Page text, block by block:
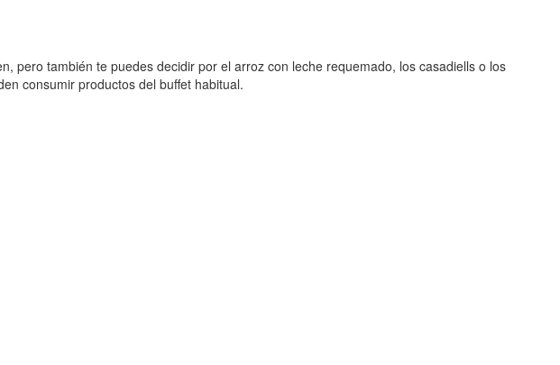
pero también te puedes decidir por el arroz con leche requemado, los casadiells o los
consumir productos del buffet habitual.